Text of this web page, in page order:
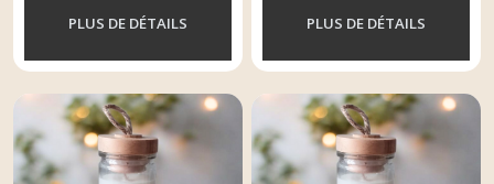
PLUS DE DÉTAILS PLUS DE DÉTAILS